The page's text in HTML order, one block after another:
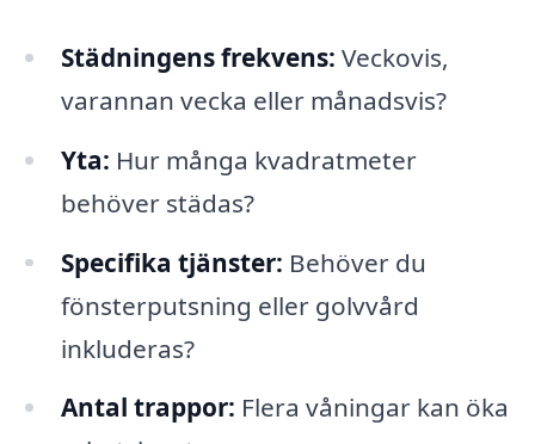
Städningens frekvens: Veckovis,
varannan vecka eller månadsvis?
Yta: Hur många kvadratmeter
behöver städas?
Specifika tjänster: Behöver du
fönsterputsning eller golvvård
inkluderas?
Antal trappor: Flera våningar kan öka